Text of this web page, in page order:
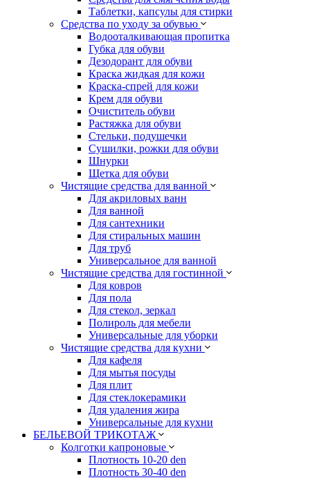
Таблетки, капсулы для стирки
Средства по уходу за обувью
Водооталкивающая пропитка
Губка для обуви
Дезодорант для обуви
Краска жидкая для кожи
Краска-спрей для кожи
Крем для обуви
Очиститель обуви
Растяжка для обуви
Стельки, подушечки
Сушилки, рожки для обуви
Шнурки
Щетка для обуви
Чистящие средства для ванной
Для акриловых ванн
Для ванной
Для сантехники
Для стиральных машин
Для труб
Универсальное для ванной
Чистящие средства для гостинной
Для ковров
Для пола
Для стекол, зеркал
Полироль для мебели
Универсальные для уборки
Чистящие средства для кухни
Для кафеля
Для мытья посуды
Для плит
Для стеклокерамики
Для удаления жира
Универсальные для кухни
БЕЛЬЕВОЙ ТРИКОТАЖ
Колготки капроновые
Плотность 10-20 den
Плотность 30-40 den